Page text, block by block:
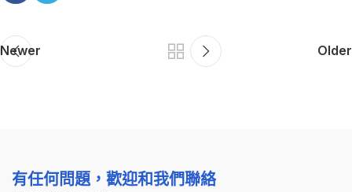
Newer Older
有任何問題，歡迎和我們聯絡